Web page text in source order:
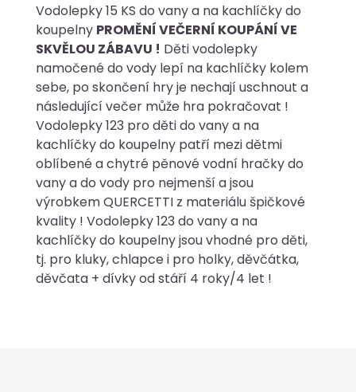
Vodolepky 15 KS do vany a na kachlíčky do
koupelny PROMĚNÍ VEČERNÍ KOUPÁNÍ VE
SKVĚLOU ZÁBAVU ! Děti vodolepky
namočené do vody lepí na kachlíčky kolem
sebe, po skončení hry je nechají uschnout a
následující večer může hra pokračovat !
Vodolepky 123 pro děti do vany a na
kachlíčky do koupelny patří mezi dětmi
oblíbené a chytré pěnové vodní hračky do
vany a do vody pro nejmenší a jsou
výrobkem QUERCETTI z materiálu špičkové
kvality ! Vodolepky 123 do vany a na
kachlíčky do koupelny jsou vhodné pro děti,
tj. pro kluky, chlapce i pro holky, děvčátka,
děvčata + dívky od stáří 4 roky/4 let !